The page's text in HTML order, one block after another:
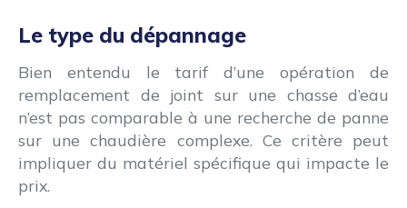
Le type du dépannage
Bien entendu le tarif d’une opération de
remplacement de joint sur une chasse d’eau
n’est pas comparable à une recherche de panne
sur une chaudière complexe. Ce critère peut
impliquer du matériel spécifique qui impacte le
prix.